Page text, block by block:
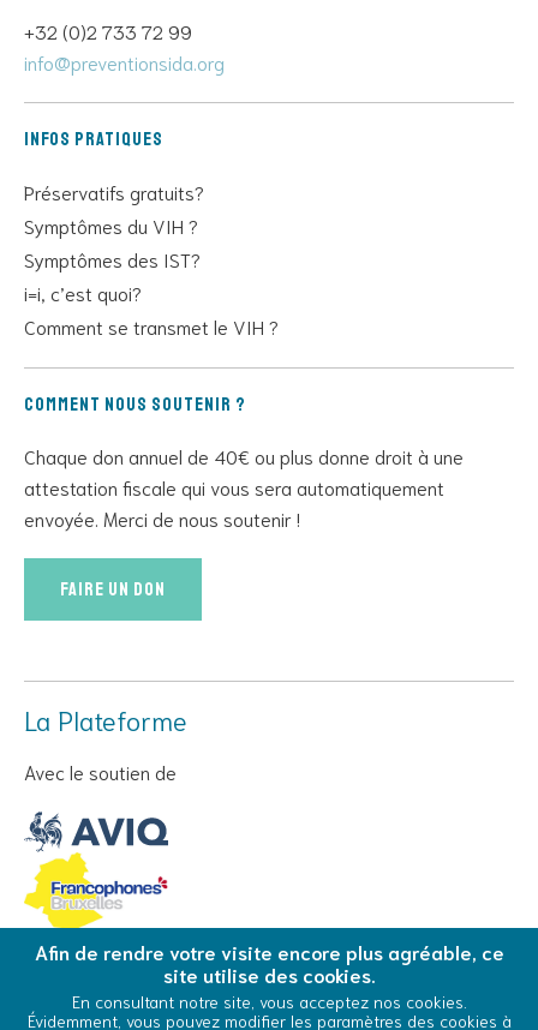
+32 (0)2 733 72 99
info@preventionsida.org
Infos pratiques
Préservatifs gratuits?
Symptômes du VIH ?
Symptômes des IST?
i=i, c’est quoi?
Comment se transmet le VIH ?
Comment nous soutenir ?
Chaque don annuel de 40€ ou plus donne droit à une
attestation fiscale qui vous sera automatiquement
envoyée. Merci de nous soutenir !
Faire un don
La Plateforme
Avec le soutien de
© Copyright 2026 La Plateforme - Tous droits réservés
Afin de rendre votre visite encore plus agréable, ce
site utilise des cookies.
En consultant notre site, vous acceptez nos cookies.
Évidemment, vous pouvez modifier les paramètres des cookies à